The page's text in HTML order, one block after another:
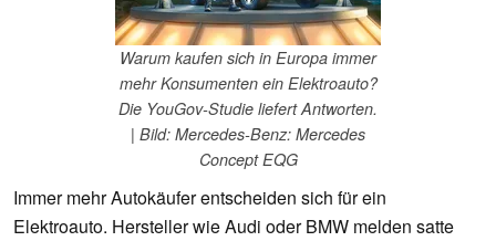
Warum kaufen sich in Europa immer
mehr Konsumenten ein Elektroauto?
Die YouGov-Studie liefert Antworten.
| Bild: Mercedes-Benz: Mercedes
Concept EQG
Immer mehr Autokäufer entscheiden sich für ein
Elektroauto. Hersteller wie Audi oder BMW melden satte